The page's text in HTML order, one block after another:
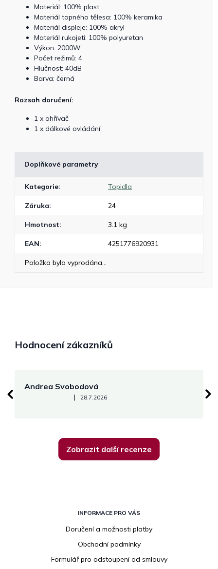
Materiál: 100% plast
Materiál topného tělesa: 100% keramika
Materiál displeje: 100% akryl
Materiál rukojeti: 100% polyuretan
Výkon: 2000W
Počet režimů: 4
Hlučnost: 40dB
Barva: černá
Rozsah doručení:
1 x ohřívač
1 x dálkové ovládání
Doplňkové parametry
Kategorie: Topidla
Záruka: 24
Hmotnost: 3.1 kg
EAN: 4251776920931
Položka byla vyprodána…
Hodnocení zákazníků
Andrea Svobodová
Hodnocení obchodu je 5 z 5 hvězdiček.
| 28.7.2026
Zobrazit další recenze
INFORMACE PRO VÁS
Doručení a možnosti platby
Obchodní podmínky
Formulář pro odstoupení od smlouvy